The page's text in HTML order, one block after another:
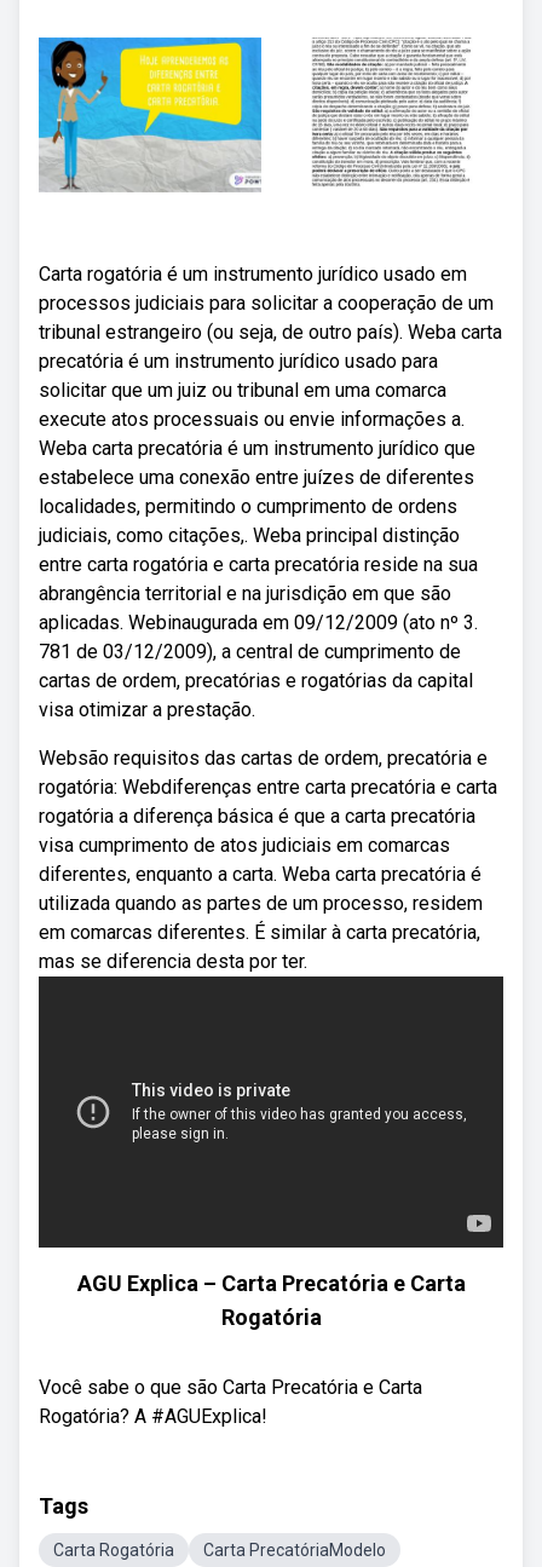
Carta rogatória é um instrumento jurídico usado em
processos judiciais para solicitar a cooperação de um
tribunal estrangeiro (ou seja, de outro país). Weba carta
precatória é um instrumento jurídico usado para
solicitar que um juiz ou tribunal em uma comarca
execute atos processuais ou envie informações a.
Weba carta precatória é um instrumento jurídico que
estabelece uma conexão entre juízes de diferentes
localidades, permitindo o cumprimento de ordens
judiciais, como citações,. Weba principal distinção
entre carta rogatória e carta precatória reside na sua
abrangência territorial e na jurisdição em que são
aplicadas. Webinaugurada em 09/12/2009 (ato nº 3.
781 de 03/12/2009), a central de cumprimento de
cartas de ordem, precatórias e rogatórias da capital
visa otimizar a prestação.
Websão requisitos das cartas de ordem, precatória e
rogatória: Webdiferenças entre carta precatória e carta
rogatória a diferença básica é que a carta precatória
visa cumprimento de atos judiciais em comarcas
diferentes, enquanto a carta. Weba carta precatória é
utilizada quando as partes de um processo, residem
em comarcas diferentes. É similar à carta precatória,
mas se diferencia desta por ter.
AGU Explica – Carta Precatória e Carta
Rogatória
Você sabe o que são Carta Precatória e Carta
Rogatória? A #AGUExplica!
Tags
Carta Rogatória Carta PrecatóriaModelo